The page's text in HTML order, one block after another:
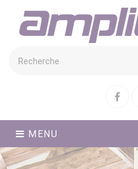
MENU
Cookies management panel